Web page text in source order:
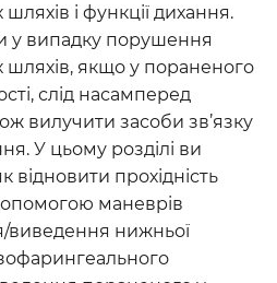
і функції дихання.
у випадку порушення
шляхів, якщо у пораненого
слід насамперед
вилучити засоби зв’язку
У цьому розділі ви
відновити прохідність
маневрів
виведення нижньої